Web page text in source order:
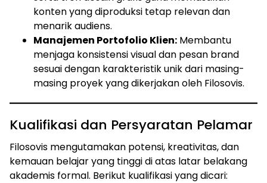
konten yang diproduksi tetap relevan dan
menarik audiens.
Manajemen Portofolio Klien: Membantu
menjaga konsistensi visual dan pesan brand
sesuai dengan karakteristik unik dari masing-
masing proyek yang dikerjakan oleh Filosovis.
Kualifikasi dan Persyaratan Pelamar
Filosovis mengutamakan potensi, kreativitas, dan
kemauan belajar yang tinggi di atas latar belakang
akademis formal. Berikut kualifikasi yang dicari: